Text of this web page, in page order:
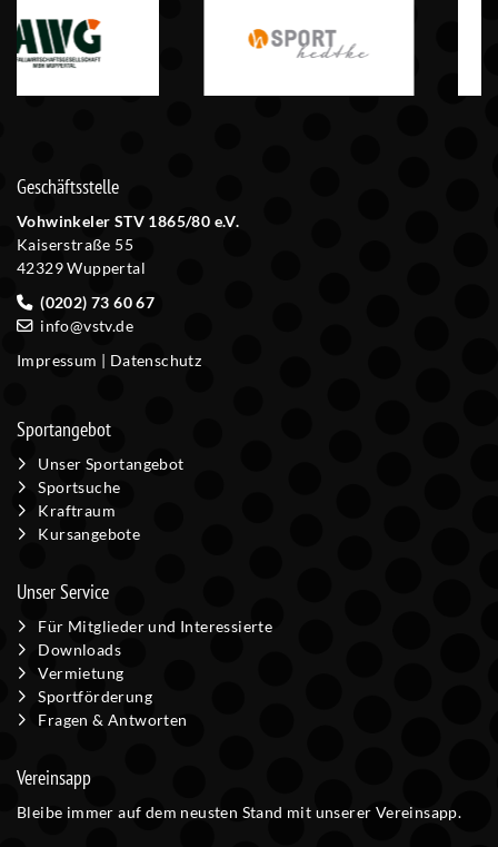
Geschäftsstelle
Vohwinkeler STV 1865/80 e.V.
Kaiserstraße 55
42329 Wuppertal
(0202) 73 60 67
info@vstv.de
Impressum | Datenschutz
Sportangebot
Unser Sportangebot
Sportsuche
Kraftraum
Kursangebote
Unser Service
Für Mitglieder und Interessierte
Downloads
Vermietung
Sportförderung
Fragen & Antworten
Vereinsapp
Bleibe immer auf dem neusten Stand mit unserer Vereinsapp.